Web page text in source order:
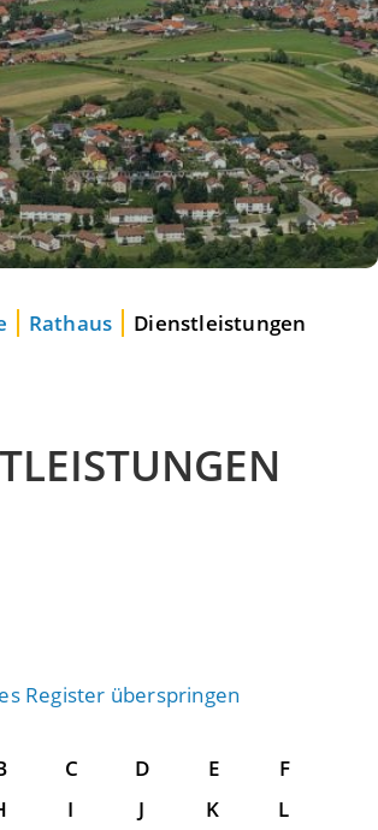
Rathaus Dienstleistungen
Register überspringen
C D E
F
I J K
L